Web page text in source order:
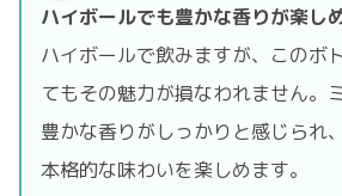
ハイボールでも豊かな香りが楽し
ハイボールで飲みますが、このボ
てもその魅力が損なわれません。
豊かな香りがしっかりと感じられ
本格的な味わいを楽しめます。